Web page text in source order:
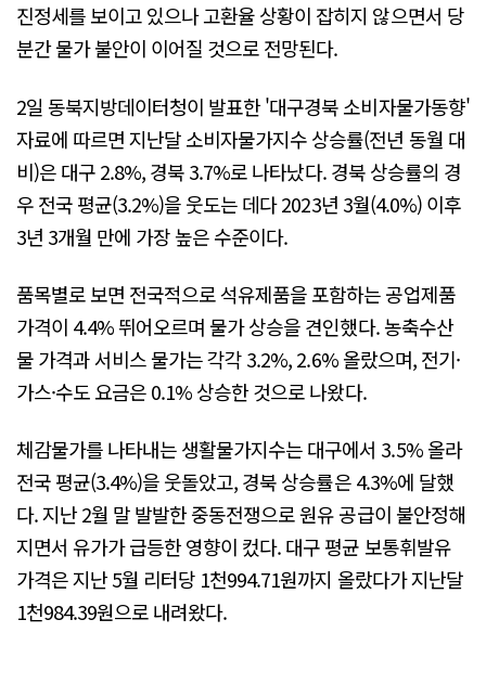
진정세를 보이고 있으나 고환율 상황이 잡히지 않으면서 당
분간 물가 불안이 이어질 것으로 전망된다.
2일 동북지방데이터청이 발표한 '대구경북 소비자물가동향'
자료에 따르면 지난달 소비자물가지수 상승률(전년 동월 대
비)은 대구 2.8%, 경북 3.7%로 나타났다. 경북 상승률의 경
우 전국 평균(3.2%)을 웃도는 데다 2023년 3월(4.0%) 이후
3년 3개월 만에 가장 높은 수준이다.
품목별로 보면 전국적으로 석유제품을 포함하는 공업제품
가격이 4.4% 뛰어오르며 물가 상승을 견인했다. 농축수산
물 가격과 서비스 물가는 각각 3.2%, 2.6% 올랐으며, 전기·
가스·수도 요금은 0.1% 상승한 것으로 나왔다.
체감물가를 나타내는 생활물가지수는 대구에서 3.5% 올라
전국 평균(3.4%)을 웃돌았고, 경북 상승률은 4.3%에 달했
다. 지난 2월 말 발발한 중동전쟁으로 원유 공급이 불안정해
지면서 유가가 급등한 영향이 컸다. 대구 평균 보통휘발유
가격은 지난 5월 리터당 1천994.71원까지 올랐다가 지난달
1천984.39원으로 내려왔다.